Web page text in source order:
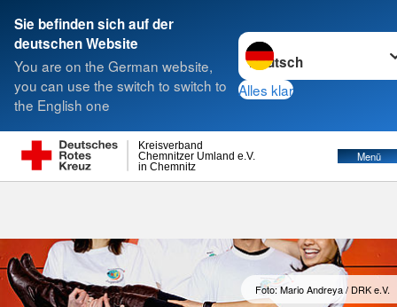
Sie befinden sich auf der
deutschen Website
You are on the German website,
you can use the switch to switch to
the English one
Sprache wechseln zu
Alles klar
in Chemnitz
Chemnitzer Umland e.V.
Kreisverband
Menü
Suche
Jugendrotkreuz
Foto: Mario Andreya / DRK e.V.